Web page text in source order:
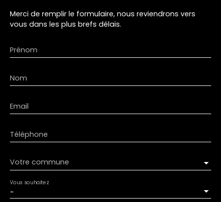
Merci de remplir le formulaire, nous reviendrons vers
vous dans les plus brefs délais.
Prénom
Nom
Email
Téléphone
Votre commune
-
Vous souhaitez